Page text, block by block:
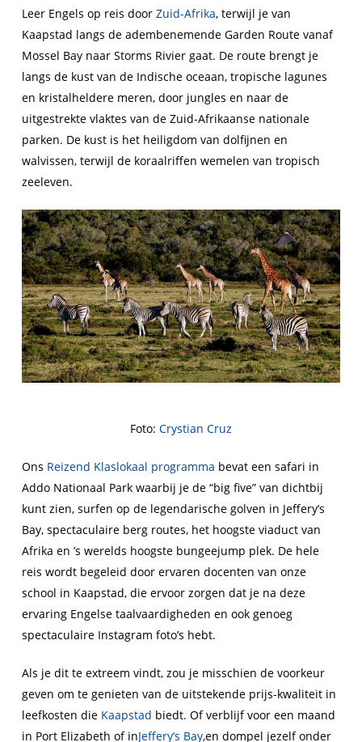
Leer Engels op reis door Zuid-Afrika, terwijl je van
Kaapstad langs de adembenemende Garden Route vanaf
Mossel Bay naar Storms Rivier gaat. De route brengt je
langs de kust van de Indische oceaan, tropische lagunes
en kristalheldere meren, door jungles en naar de
uitgestrekte vlaktes van de Zuid-Afrikaanse nationale
parken. De kust is het heiligdom van dolfijnen en
walvissen, terwijl de koraalriffen wemelen van tropisch
zeeleven.
Foto: Crystian Cruz
Ons Reizend Klaslokaal programma bevat een safari in
Addo Nationaal Park waarbij je de “big five” van dichtbij
kunt zien, surfen op de legendarische golven in Jeffery’s
Bay, spectaculaire berg routes, het hoogste viaduct van
Afrika en ’s werelds hoogste bungeejump plek. De hele
reis wordt begeleid door ervaren docenten van onze
school in Kaapstad, die ervoor zorgen dat je na deze
ervaring Engelse taalvaardigheden en ook genoeg
spectaculaire Instagram foto’s hebt.
Als je dit te extreem vindt, zou je misschien de voorkeur
geven om te genieten van de uitstekende prijs-kwaliteit in
leefkosten die Kaapstad biedt. Of verblijf voor een maand
in Port Elizabeth of inJeffery’s Bay,en dompel jezelf onder